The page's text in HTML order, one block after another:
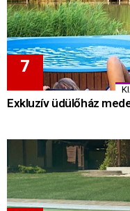
Exkluzív üdülőház